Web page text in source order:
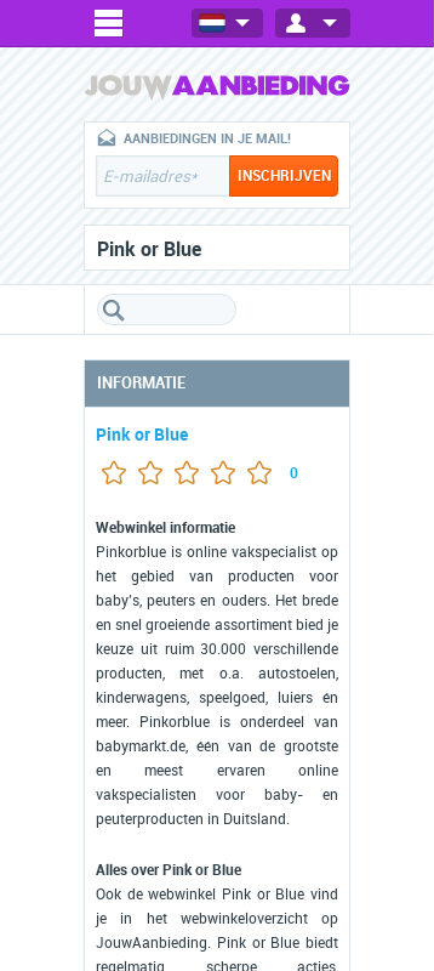
AANBIEDINGEN IN JE MAIL!
Pink or Blue
INFORMATIE
Pink or Blue
0
Webwinkel informatie
Pinkorblue is online vakspecialist op
het gebied van producten voor
baby’s, peuters en ouders. Het brede
en snel groeiende assortiment bied je
keuze uit ruim 30.000 verschillende
producten, met o.a. autostoelen,
kinderwagens, speelgoed, luiers én
meer. Pinkorblue is onderdeel van
babymarkt.de, één van de grootste
en meest ervaren online
vakspecialisten voor baby- en
peuterproducten in Duitsland.
Alles over Pink or Blue
Ook de webwinkel Pink or Blue vind
je in het webwinkeloverzicht op
JouwAanbieding. Pink or Blue biedt
regelmatig scherpe acties,